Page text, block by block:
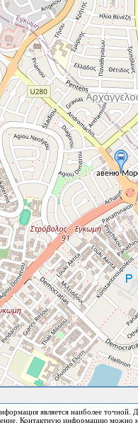
является наиболее
Контактную информацию можно